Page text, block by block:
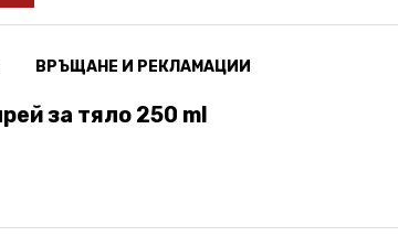
ВРЪЩАНЕ И РЕКЛАМАЦИИ
за тяло 250 ml